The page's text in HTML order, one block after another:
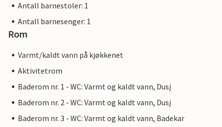
Antall barnestoler: 1
Antall barnesenger: 1
Rom
Varmt/kaldt vann på kjøkkenet
Aktivitetrom
Baderom nr. 1 - WC: Varmt og kaldt vann, Dusj
Baderom nr. 2 - WC: Varmt og kaldt vann, Dusj
Baderom nr. 3 - WC: Varmt og kaldt vann, Badekar